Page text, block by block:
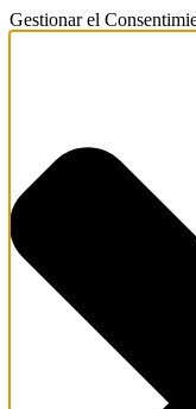
Gestionar el